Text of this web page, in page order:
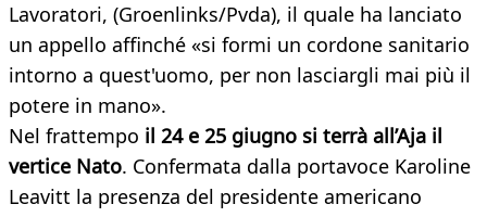
Lavoratori, (Groenlinks/Pvda), il quale ha lanciato
un appello affinché «si formi un cordone sanitario
intorno a quest'uomo, per non lasciargli mai più il
potere in mano».
Nel frattempo il 24 e 25 giugno si terrà all’Aja il
vertice Nato. Confermata dalla portavoce Karoline
Leavitt la presenza del presidente americano